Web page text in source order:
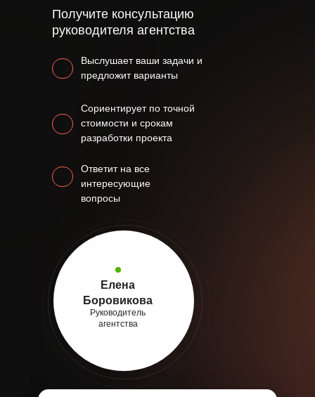
Сориентирует по точной
стоимости и срокам
разработки проекта
Получите консультацию
руководителя агентства
Ответит на все
интересующие
вопросы
Выслушает ваши задачи и
предложит варианты
Елена
Боровикова
Руководитель
агентства